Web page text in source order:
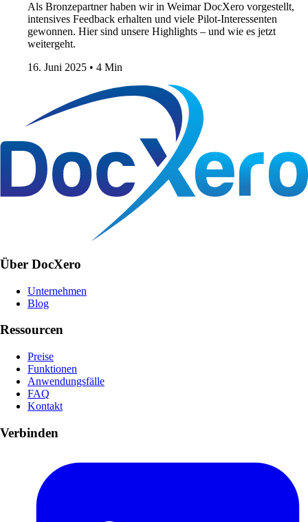
Als Bronzepartner haben wir in Weimar DocXero vorgestellt,
intensives Feedback erhalten und viele Pilot-Interessenten
gewonnen. Hier sind unsere Highlights – und wie es jetzt
weitergeht.
16. Juni 2025 • 4 Min
Über DocXero
Unternehmen
Blog
Ressourcen
Preise
Funktionen
Anwendungsfälle
FAQ
Kontakt
Verbinden